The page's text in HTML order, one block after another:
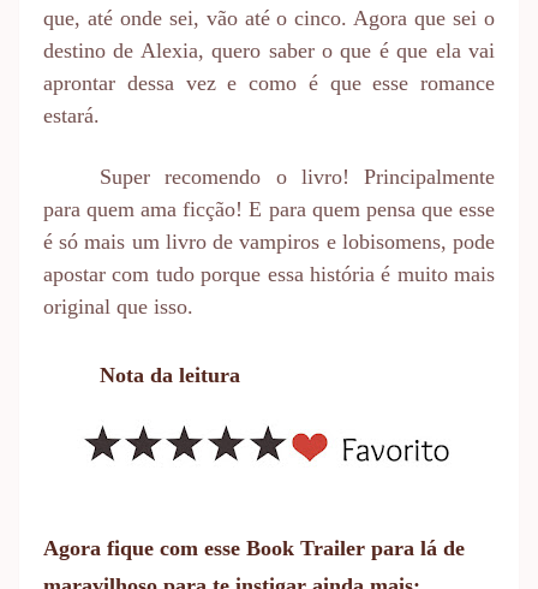
que, até onde sei, vão até o cinco. Agora que sei o
destino de Alexia, quero saber o que é que ela vai
aprontar dessa vez e como é que esse romance
estará.
Super recomendo o livro! Principalmente
para quem ama ficção! E para quem pensa que esse
é só mais um livro de vampiros e lobisomens, pode
apostar com tudo porque essa história é muito mais
original que isso.
Nota da leitura
Agora fique com esse Book Trailer para lá de